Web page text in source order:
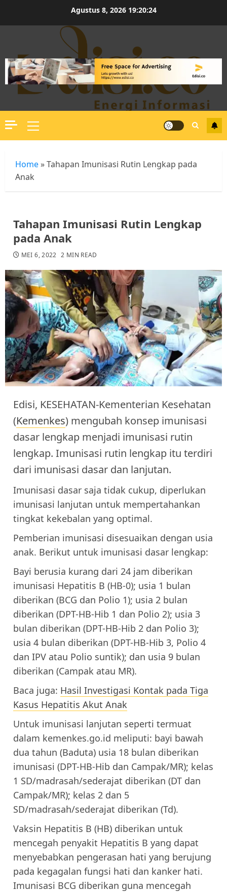
Agustus 8, 2026 19:20:25
Primary
Menu
Home »Tahapan Imunisasi Rutin Lengkap pada
Anak
Tahapan Imunisasi Rutin Lengkap
pada Anak
MEI 6, 2022 2 MIN READ
Edisi, KESEHATAN-Kementerian Kesehatan
(Kemenkes) mengubah konsep imunisasi
dasar lengkap menjadi imunisasi rutin
lengkap. Imunisasi rutin lengkap itu terdiri
dari imunisasi dasar dan lanjutan.
Imunisasi dasar saja tidak cukup, diperlukan
imunisasi lanjutan untuk mempertahankan
tingkat kekebalan yang optimal.
Pemberian imunisasi disesuaikan dengan usia
anak. Berikut untuk imunisasi dasar lengkap:
Bayi berusia kurang dari 24 jam diberikan
imunisasi Hepatitis B (HB-0); usia 1 bulan
diberikan (BCG dan Polio 1); usia 2 bulan
diberikan (DPT-HB-Hib 1 dan Polio 2); usia 3
bulan diberikan (DPT-HB-Hib 2 dan Polio 3);
usia 4 bulan diberikan (DPT-HB-Hib 3, Polio 4
dan IPV atau Polio suntik); dan usia 9 bulan
diberikan (Campak atau MR).
Baca juga: Hasil Investigasi Kontak pada Tiga
Kasus Hepatitis Akut Anak
Untuk imunisasi lanjutan seperti termuat
dalam kemenkes.go.id meliputi: bayi bawah
dua tahun (Baduta) usia 18 bulan diberikan
imunisasi (DPT-HB-Hib dan Campak/MR); kelas
1 SD/madrasah/sederajat diberikan (DT dan
Campak/MR); kelas 2 dan 5
SD/madrasah/sederajat diberikan (Td).
Vaksin Hepatitis B (HB) diberikan untuk
mencegah penyakit Hepatitis B yang dapat
menyebabkan pengerasan hati yang berujung
pada kegagalan fungsi hati dan kanker hati.
Imunisasi BCG diberikan guna mencegah